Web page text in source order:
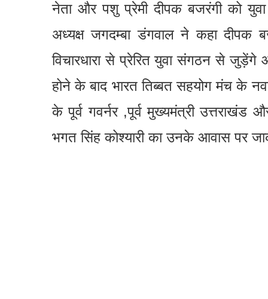
नेता और पशु प्रेमी दीपक बजरंगी को युवा
अध्यक्ष जगदम्बा डंगवाल ने कहा दीपक
विचारधारा से प्रेरित युवा संगठन से
होने के बाद भारत तिब्बत सहयोग मंच के
के पूर्व गवर्नर ,पूर्व मुख्यमंत्री उत्तराखंड
भगत सिंह कोश्यारी का उनके आवास पर